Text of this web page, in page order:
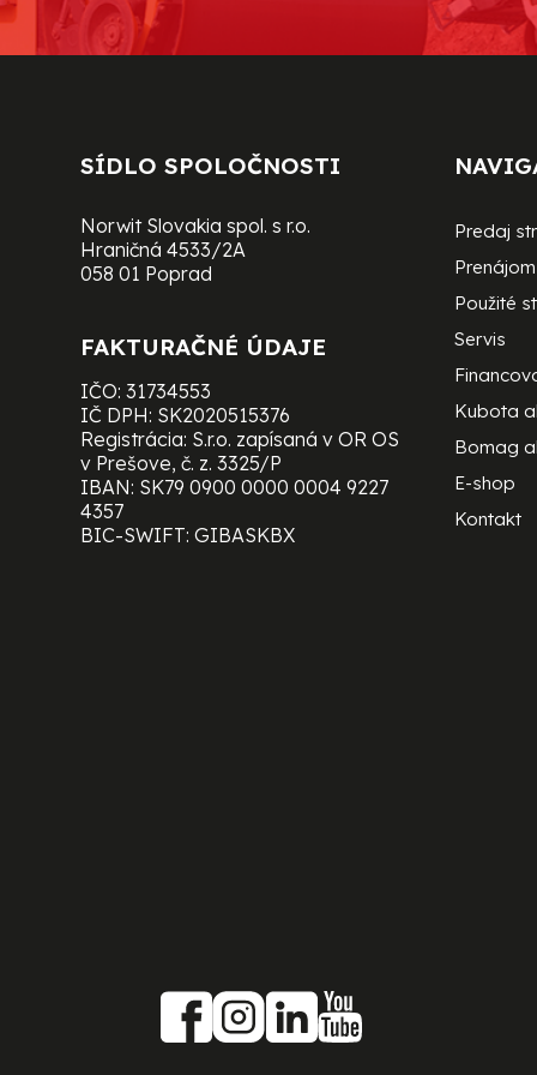
SÍDLO SPOLOČNOSTI
Norwit Slovakia spol. s r.o.
Hraničná 4533/2A
058 01 Poprad
FAKTURAČNÉ ÚDAJE
IČO: 31734553
IČ DPH: SK2020515376
Registrácia: S.r.o. zapísaná v OR OS
v Prešove, č. z. 3325/P
IBAN: SK79 0900 0000 0004 9227
4357
BIC-SWIFT: GIBASKBX
Predaj
Použité
Servis
Kubota
Bomag
E-shop
Kontakt